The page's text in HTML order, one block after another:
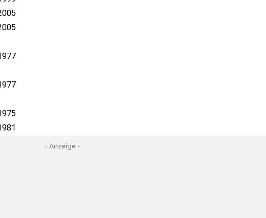
- Anzeige -